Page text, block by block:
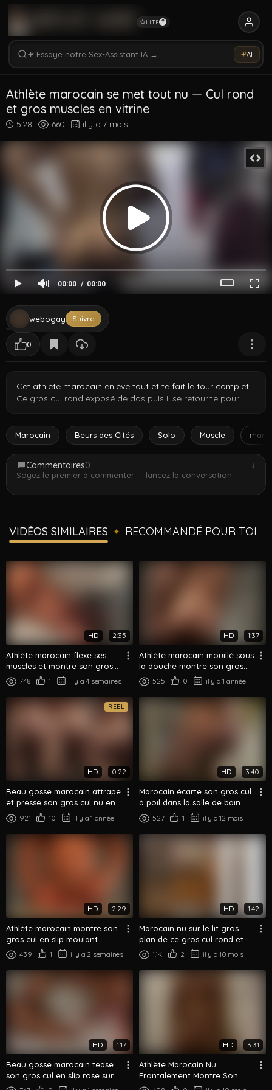
LITE ?
Rechercher vidéos, modèles, tags...
Essaye notre Sex-Assistant IA →
AI
Athlète marocain se met tout nu — Cul rond
et gros muscles en vitrine
5:28 660 il y a 7 mois
00:00 00:00
webogay Suivre
0
Cet athlète marocain enlève tout et te fait le tour complet.
Ce gros cul rond exposé de dos puis il se retourne pour
d'un vrai étalon nord-africain. Contenu exclusif de hunkmo.
Marocain Beurs des Cités Solo Muscle
Commentaires0
Soyez le premier à commenter — lancez la conversation
↓
VIDÉOS SIMILAIRES ✦ RECOMMANDÉ POUR TOI
HD 2:35
Athlète marocain flexe ses
muscles et montre son gros
cul dans la salle de bain
748 1 il y a 4 semaines
HD 1:37
Athlète marocain mouillé sous
la douche montre son gros
cul rond
525 0 il y a 1 année
REEL
HD 0:22
Beau gosse marocain attrape
et presse son gros cul nu en
gros plan
921 10 il y a 1 année
HD 3:40
Marocain écarte son gros cul
à poil dans la salle de bain
show complet
527 1 il y a 12 mois
HD 2:29
Athlète marocain montre son
gros cul en slip moulant
439 1 il y a 2 semaines
HD 1:42
Marocain nu sur le lit gros
plan de ce gros cul rond et
du corps
1.1K 2 il y a 10 mois
HD 1:17
Beau gosse marocain tease
son gros cul en slip rose sur
le lit
HD 3:31
Athlète Marocain Nu
Frontalement Montre Son
Corps Athlétique et Son Cul